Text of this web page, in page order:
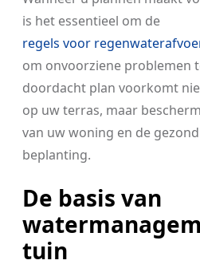
is het essentieel om de
regels voor
om onvoorziene problemen
doordacht plan voorkomt
op uw terras, maar
van uw woning en de
beplanting.
De basis van
tuin